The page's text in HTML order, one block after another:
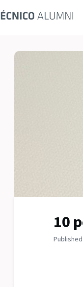
10